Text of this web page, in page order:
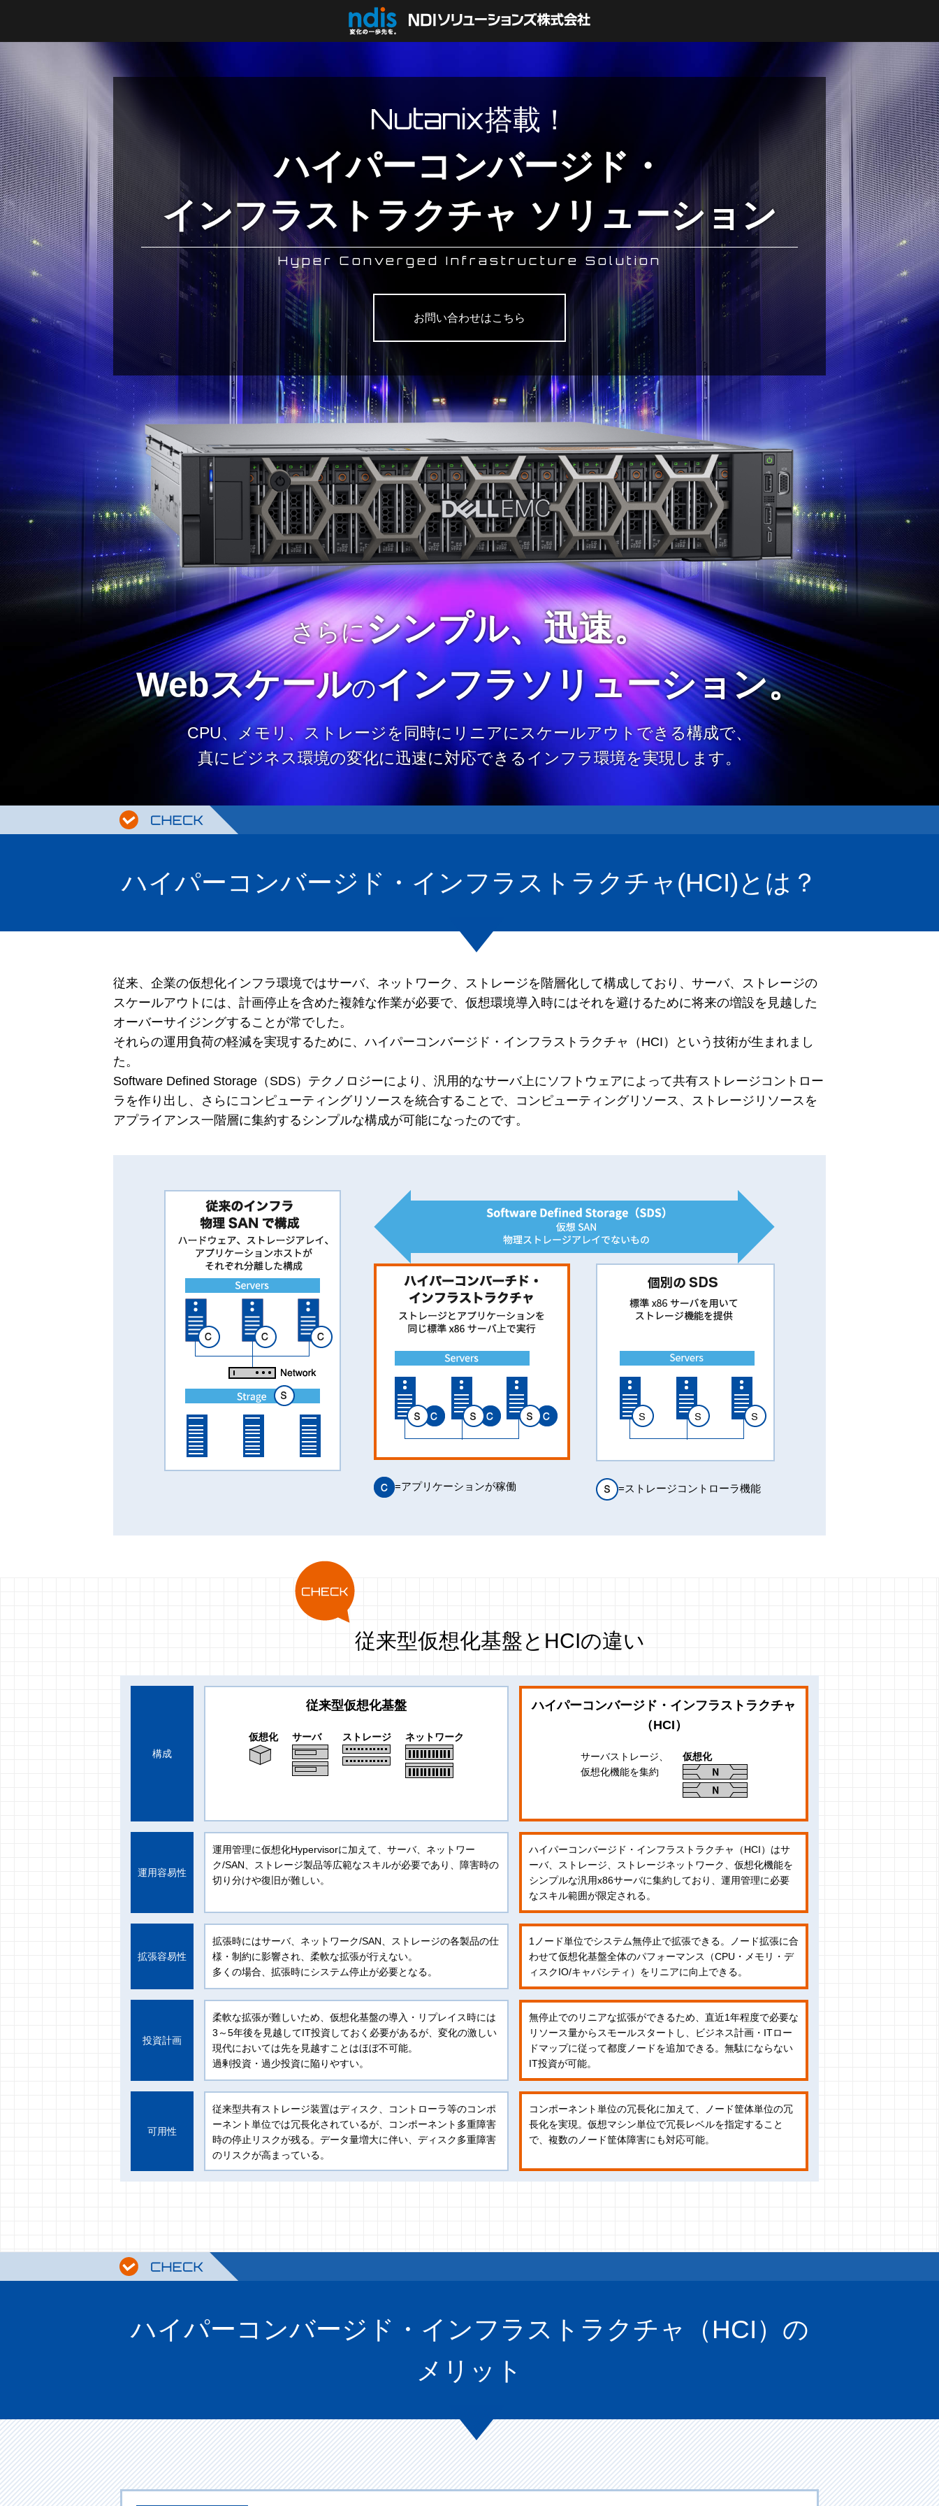
Nutanix搭載！
ハイパーコンバージド・
インフラストラクチャ ソリューション
Hyper Converged Infrastructure Solution
お問い合わせはこちら
さらにシンプル、迅速。
Webスケールのインフラソリューション。
CPU、メモリ、ストレージを同時にリニアにスケールアウトできる構成で、
真にビジネス環境の変化に迅速に対応できるインフラ環境を実現します。
ハイパーコンバージド・インフラストラクチャ(HCI)とは？
従来、企業の仮想化インフラ環境ではサーバ、ネットワーク、ストレージを階層化して構成しており、サーバ、ストレージの
スケールアウトには、計画停止を含めた複雑な作業が必要で、仮想環境導入時にはそれを避けるために将来の増設を見越した
オーバーサイジングすることが常でした。
それらの運用負荷の軽減を実現するために、ハイパーコンバージド・インフラストラクチャ（HCI）という技術が生まれまし
た。
Software Defined Storage（SDS）テクノロジーにより、汎用的なサーバ上にソフトウェアによって共有ストレージコントロー
ラを作り出し、さらにコンピューティングリソースを統合することで、コンピューティングリソース、ストレージリソースを
アプライアンス一階層に集約するシンプルな構成が可能になったのです。
=アプリケーションが稼働 =ストレージコントローラ機能
従来型仮想化基盤とHCIの違い
構成
従来型仮想化基盤
仮想化 サーバ ストレージ ネットワーク
ハイパーコンバージド・インフラストラクチャ
（HCI）
サーバストレージ、
仮想化機能を集約
仮想化
運用容易性
運用管理に仮想化Hypervisorに加えて、サーバ、ネットワー
ク/SAN、ストレージ製品等広範なスキルが必要であり、障害時の
切り分けや復旧が難しい。
ハイパーコンバージド・インフラストラクチャ（HCI）はサ
ーバ、ストレージ、ストレージネットワーク、仮想化機能を
シンプルな汎用x86サーバに集約しており、運用管理に必要
なスキル範囲が限定される。
拡張容易性
拡張時にはサーバ、ネットワーク/SAN、ストレージの各製品の仕
様・制約に影響され、柔軟な拡張が行えない。
多くの場合、拡張時にシステム停止が必要となる。
1ノード単位でシステム無停止で拡張できる。ノード拡張に合
わせて仮想化基盤全体のパフォーマンス（CPU・メモリ・デ
ィスクIO/キャパシティ）をリニアに向上できる。
投資計画
柔軟な拡張が難しいため、仮想化基盤の導入・リプレイス時には
3～5年後を見越してIT投資しておく必要があるが、変化の激しい
現代においては先を見越すことはほぼ不可能。
過剰投資・過少投資に陥りやすい。
無停止でのリニアな拡張ができるため、直近1年程度で必要な
リソース量からスモールスタートし、ビジネス計画・ITロー
ドマップに従って都度ノードを追加できる。無駄にならない
IT投資が可能。
可用性
従来型共有ストレージ装置はディスク、コントローラ等のコンポ
ーネント単位では冗長化されているが、コンポーネント多重障害
時の停止リスクが残る。データ量増大に伴い、ディスク多重障害
のリスクが高まっている。
コンポーネント単位の冗長化に加えて、ノード筐体単位の冗
長化を実現。仮想マシン単位で冗長レベルを指定すること
で、複数のノード筐体障害にも対応可能。
ハイパーコンバージド・インフラストラクチャ（HCI）の
メリット